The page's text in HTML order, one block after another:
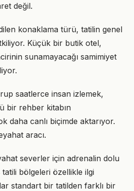
değil.
konaklama türü, tatilin genel
Küçük bir butik otel,
sunamayacağı samimiyet
saatlerce insan izlemek,
bir rehber kitabın
daha canlı biçimde aktarıyor.
aracı.
severler için adrenalin dolu
bölgeleri özellikle ilgi
standart bir tatilden farklı bir